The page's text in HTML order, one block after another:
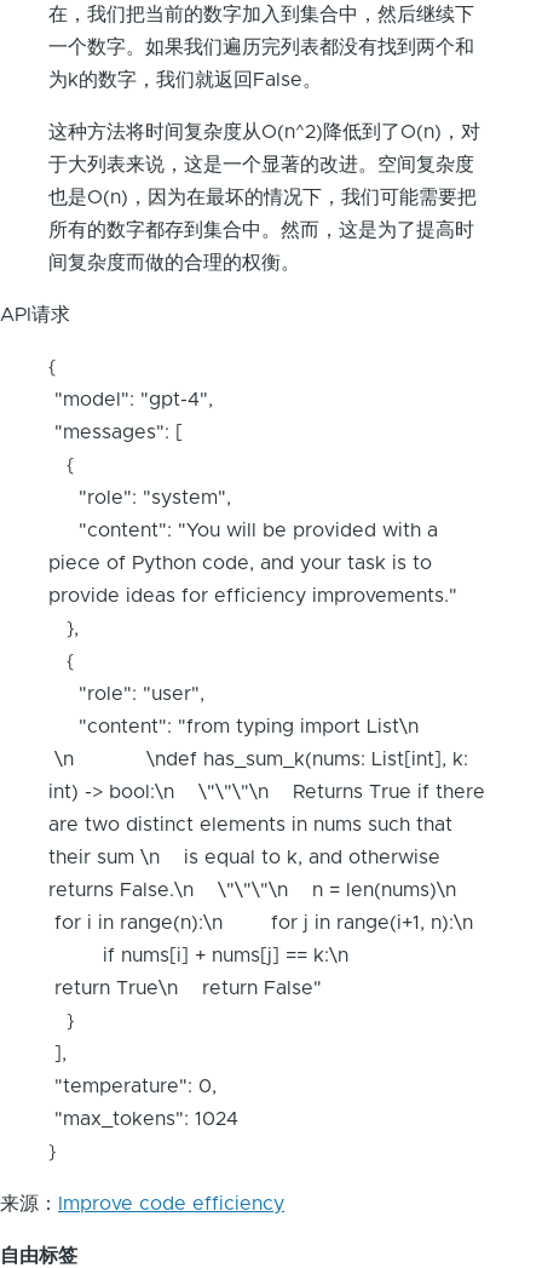
在，我们把当前的数字加入到集合中，然后继续下
一个数字。如果我们遍历完列表都没有找到两个和
为k的数字，我们就返回False。
这种方法将时间复杂度从O(n^2)降低到了O(n)，对
于大列表来说，这是一个显著的改进。空间复杂度
也是O(n)，因为在最坏的情况下，我们可能需要把
所有的数字都存到集合中。然而，这是为了提高时
间复杂度而做的合理的权衡。
API请求
{
"model": "gpt-4",
"messages": [
{
"role": "system",
"content": "You will be provided with a
piece of Python code, and your task is to
provide ideas for efficiency improvements."
},
{
"role": "user",
"content": "from typing import List\n
\n \ndef has_sum_k(nums: List[int], k:
int) -> bool:\n \"\"\"\n Returns True if there
are two distinct elements in nums such that
their sum \n is equal to k, and otherwise
returns False.\n \"\"\"\n n = len(nums)\n
for i in range(n):\n for j in range(i+1, n):\n
if nums[i] + nums[j] == k:\n
return True\n return False"
}
],
"temperature": 0,
"max_tokens": 1024
}
来源： Improve code efficiency
自由标签